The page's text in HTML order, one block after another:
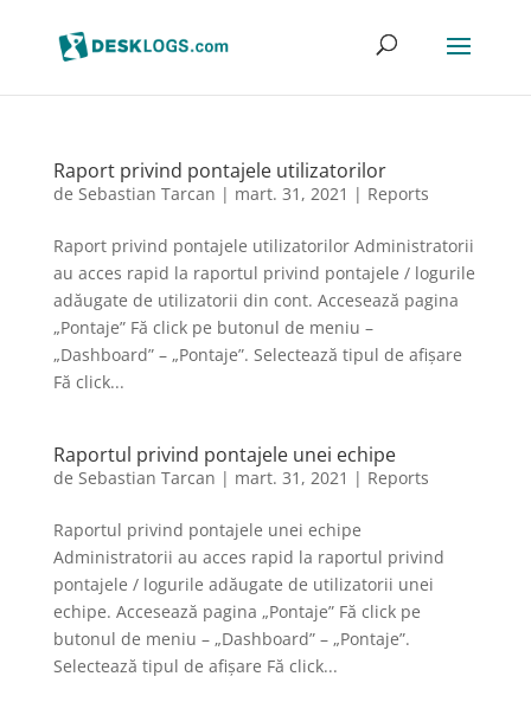
Raport privind pontajele utilizatorilor
de Sebastian Tarcan | mart. 31, 2021 | Reports
Raport privind pontajele utilizatorilor Administratorii
au acces rapid la raportul privind pontajele / logurile
adăugate de utilizatorii din cont. Accesează pagina
„Pontaje” Fă click pe butonul de meniu –
„Dashboard” – „Pontaje”. Selectează tipul de afișare
Fă click...
Raportul privind pontajele unei echipe
de Sebastian Tarcan | mart. 31, 2021 | Reports
Raportul privind pontajele unei echipe
Administratorii au acces rapid la raportul privind
pontajele / logurile adăugate de utilizatorii unei
echipe. Accesează pagina „Pontaje” Fă click pe
butonul de meniu – „Dashboard” – „Pontaje”.
Selectează tipul de afișare Fă click...